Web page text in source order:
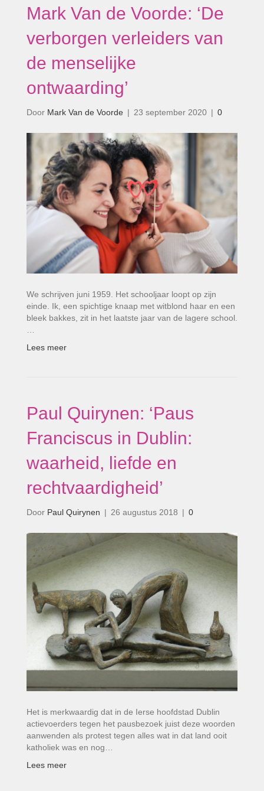
Mark Van de Voorde: ‘De
verborgen verleiders van
de menselijke
ontwaarding’
Door Mark Van de Voorde | 23 september 2020 | 0
We schrijven juni 1959. Het schooljaar loopt op zijn
einde. Ik, een spichtige knaap met witblond haar en een
bleek bakkes, zit in het laatste jaar van de lagere school.
Lees meer
Paul Quirynen: ‘Paus
Franciscus in Dublin:
waarheid, liefde en
rechtvaardigheid’
Door Paul Quirynen | 26 augustus 2018 | 0
Het is merkwaardig dat in de Ierse hoofdstad Dublin
actievoerders tegen het pausbezoek juist deze woorden
aanwenden als protest tegen alles wat in dat land ooit
katholiek was en nog…
Lees meer